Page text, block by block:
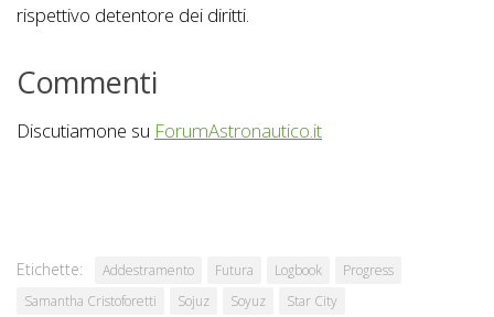
rispettivo detentore dei diritti.
Commenti
Discutiamone su ForumAstronautico.it
Etichette: Addestramento Futura Logbook
Progress
Samantha Cristoforetti
Sojuz Soyuz Star City